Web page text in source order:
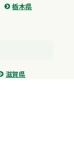
栃木県
滋賀県